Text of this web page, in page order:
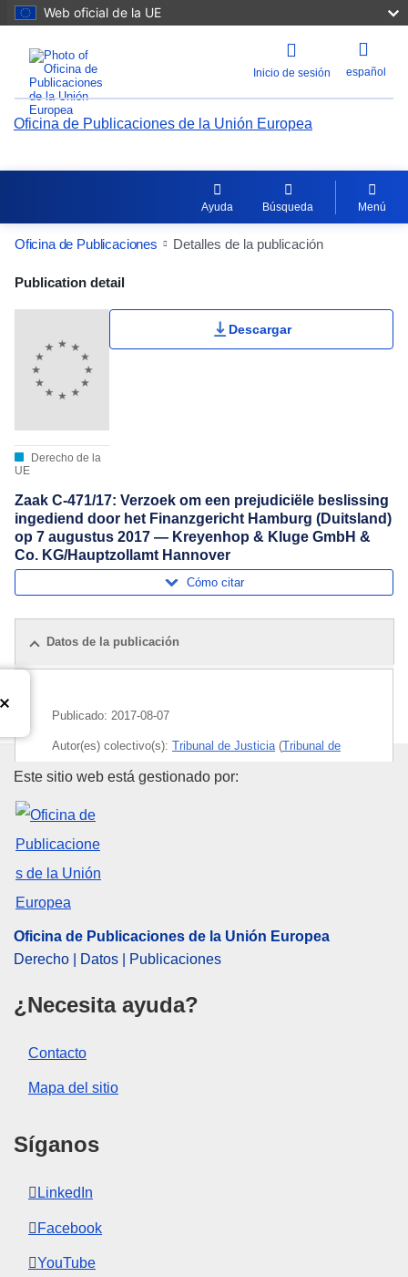
Web oficial de la UE
Inicio de sesión español
Oficina de Publicaciones de la Unión Europea
Ayuda Búsqueda Menú
Oficina de Publicaciones Detalles de la publicación
Publication Detail Actions Portlet
Publication detail
Derecho de la
UE
Descargar
Zaak C-471/17: Verzoek om een prejudiciële beslissing
ingediend door het Finanzgericht Hamburg (Duitsland)
op 7 augustus 2017 — Kreyenhop & Kluge GmbH &
Co. KG/Hauptzollamt Hannover
Cómo citar
Datos de la publicación
Publicado: 2017-08-07
Autor(es) colectivo(s): Tribunal de Justicia(Tribunal de
Justicia de la Unión Europea
Tema:
Oficina de Publicaciones de la
Este sitio web está gestionado por:
Oficina de Publicaciones de la Unión Europea
Derecho | Datos | Publicaciones
¿Necesita ayuda?
Contacto
Mapa del sitio
Síganos
LinkedIn
Facebook
YouTube